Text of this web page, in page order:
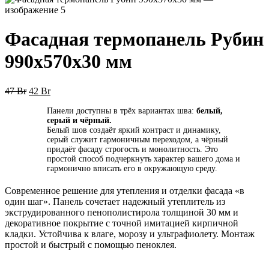
Фасадная термопанель Рубин
990x570x30 мм
47Br Первоначальная
составляла
47 Br.
42 BrТекущая
42 Br.
Панели доступны в трёх вариантах шва: белый,
серый и чёрный.
Белый шов создаёт яркий контраст и динамику,
серый служит гармоничным переходом, а чёрный
придаёт фасаду строгость и монолитность. Это
простой способ подчеркнуть характер вашего дома и
гармонично вписать его в окружающую среду.
Современное решение для утепления и отделки фасада «в
один шаг». Панель сочетает надежный утеплитель из
экструдированного пенополистирола толщиной 30 мм и
декоративное покрытие с точной имитацией кирпичной
кладки. Устойчива к влаге, морозу и ультрафиолету. Монтаж
простой и быстрый с помощью пеноклея.